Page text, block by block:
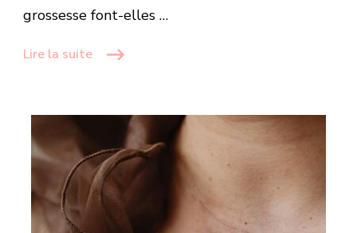
grossesse font-elles …
Lire la suite